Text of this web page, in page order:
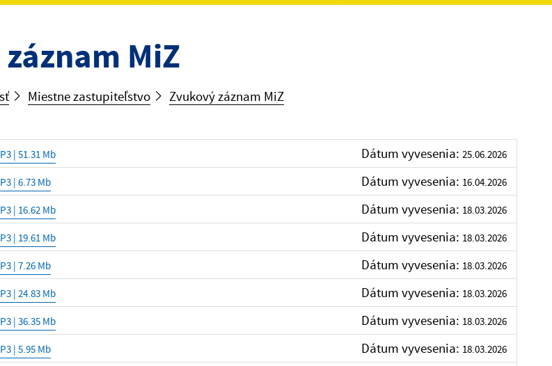
MiZ
Miestne zastupiteľstvo Zvukový záznam MiZ
| 51.31 Mb Dátum vyvesenia: 25.06.2026
| 6.73 Mb Dátum vyvesenia: 16.04.2026
| 16.62 Mb Dátum vyvesenia: 18.03.2026
| 19.61 Mb Dátum vyvesenia: 18.03.2026
| 7.26 Mb Dátum vyvesenia: 18.03.2026
| 24.83 Mb Dátum vyvesenia: 18.03.2026
| 36.35 Mb Dátum vyvesenia: 18.03.2026
| 5.95 Mb Dátum vyvesenia: 18.03.2026